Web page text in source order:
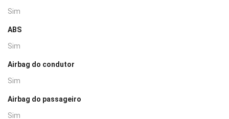
Sim
ABS
Sim
Airbag do condutor
Sim
Airbag do passageiro
Sim